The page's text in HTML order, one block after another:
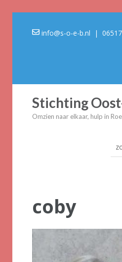
info@s-o-e-b.nl |
Stichting
Omzien naar elkaar, hulp in
coby